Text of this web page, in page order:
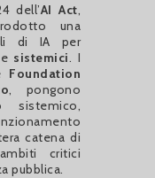
dell’AI Act,
una
di IA per
e sistemici. I
Foundation
, pongono
sistemico,
catena di
critici
pubblica.